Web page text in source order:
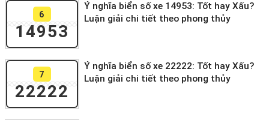
6
14953
Ý nghĩa biển số xe 14953: Tốt hay Xấu?
Luận giải chi tiết theo phong thủy
7
22222
Ý nghĩa biển số xe 22222: Tốt hay Xấu?
Luận giải chi tiết theo phong thủy